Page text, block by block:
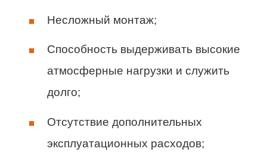
Несложный монтаж;
Способность выдерживать высокие
атмосферные нагрузки и служить
долго;
Отсутствие дополнительных
эксплуатационных расходов;